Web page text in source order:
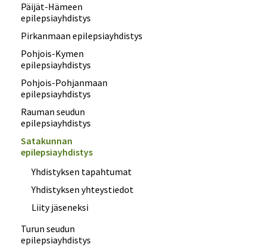
Päijät-Hämeen
epilepsiayhdistys
Pirkanmaan epilepsiayhdistys
Pohjois-Kymen
epilepsiayhdistys
Pohjois-Pohjanmaan
epilepsiayhdistys
Rauman seudun
epilepsiayhdistys
Satakunnan
epilepsiayhdistys
Yhdistyksen tapahtumat
Yhdistyksen yhteystiedot
Liity jäseneksi
Turun seudun
epilepsiayhdistys